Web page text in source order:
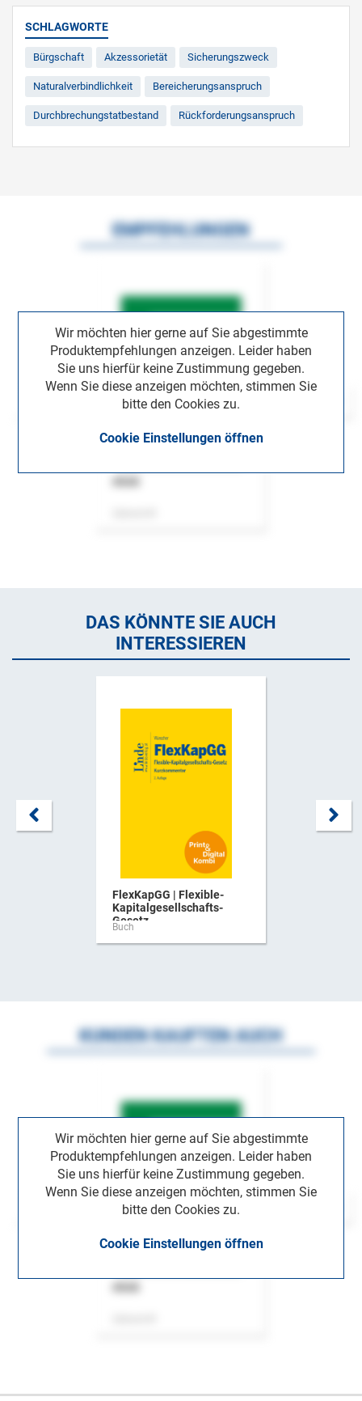
SCHLAGWORTE
Bürgschaft Akzessorietät Sicherungszweck
Naturalverbindlichkeit Bereicherungsanspruch
Durchbrechungstatbestand Rückforderungsanspruch
Wir möchten hier gerne auf Sie abgestimmte
Produktempfehlungen anzeigen. Leider haben
Sie uns hierfür keine Zustimmung gegeben.
Wenn Sie diese anzeigen möchten, stimmen Sie
bitte den Cookies zu.
Cookie Einstellungen öffnen
EMPFEHLUNGEN
DAS KÖNNTE SIE AUCH
INTERESSIEREN
FlexKapGG | Flexible-
Kapitalgesellschafts-
Gesetz ...
Buch
Wir möchten hier gerne auf Sie abgestimmte
Produktempfehlungen anzeigen. Leider haben
Sie uns hierfür keine Zustimmung gegeben.
Wenn Sie diese anzeigen möchten, stimmen Sie
bitte den Cookies zu.
Cookie Einstellungen öffnen
KUNDEN KAUFTEN AUCH